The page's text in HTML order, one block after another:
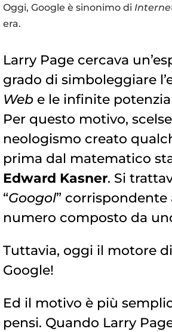
Oggi, Google è sinonimo di
era.
Larry Page cercava
grado di simboleggiare
Web e le infinite
Per questo motivo,
neologismo creato
prima dal matematico
Edward Kasner. Si
“Googol” corrispondente
numero composto da
Tuttavia, oggi il motore
Google!
Ed il motivo è più
pensi. Quando Larry